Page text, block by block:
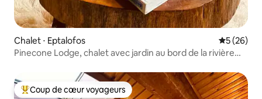
Chalet ⋅ Eptalofos
5 (26)
Pinecone Lodge, chalet avec jardin au bord de la rivière
Coups de cœur voyageurs les plus appréciés
Coup de cœur voyageurs